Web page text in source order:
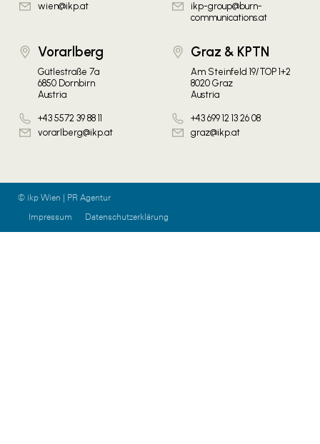
wien@ikp.at
ikp-group@burn-
communications.at
Vorarlberg
Gütlestraße 7a
6850 Dornbirn
Austria
+43 5572 39 88 11
vorarlberg@ikp.at
Graz & KPTN
Am Steinfeld 19/TOP 1+2
8020 Graz
Austria
+43 699 12 13 26 08
graz@ikp.at
© ikp Wien | PR Agentur
Impressum
Datenschutzerklärung